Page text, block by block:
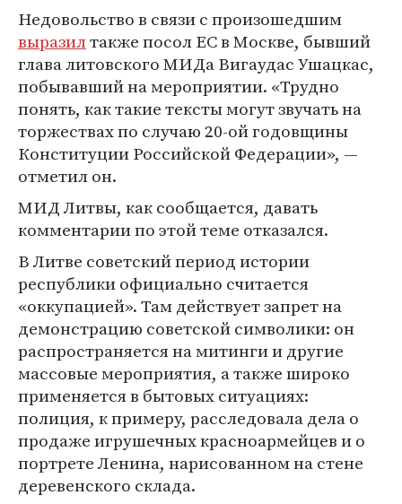
Недовольство в связи с произошедшим
выразилтакже посол ЕС в Москве, бывший
глава литовского МИДа Вигаудас Ушацкас,
побывавший на мероприятии. «Трудно
понять, как такие тексты могут звучать на
торжествах по случаю 20-ой годовщины
Конституции Российской Федерации», —
отметил он.
МИД Литвы, как сообщается, давать
комментарии по этой теме отказался.
В Литве советский период истории
республики официально считается
«оккупацией». Там действует запрет на
демонстрацию советской символики: он
распространяется на митинги и другие
массовые мероприятия, а также широко
применяется в бытовых ситуациях:
полиция, к примеру, расследовала дела о
продаже игрушечных красноармейцев и о
портрете Ленина, нарисованном на стене
деревенского склада.